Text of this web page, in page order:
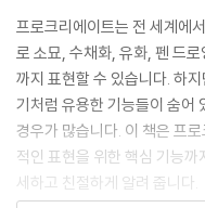
4일 : 연필꽂이
레이어 레퍼런스와 컬러 드
기
Rini’s Advice ‘클리핑 마스크
5일 : 체크 리스트
2D 격자 그리기 가이드 사용
형 도구 - 자유형태, 균등, 스
Rini’s Advice 변형 도구 더
프로크리에이트는 전 세계에
로 소묘, 수채화, 유화, 펜 드
까지 표현할 수 있습니다. 하
기처럼 유용한 기능들이 숨어
경우가 많습니다. 이 책은 프
적인 표현을 위한 핵심 기능
세하고 친절하게 알려 줍니다.